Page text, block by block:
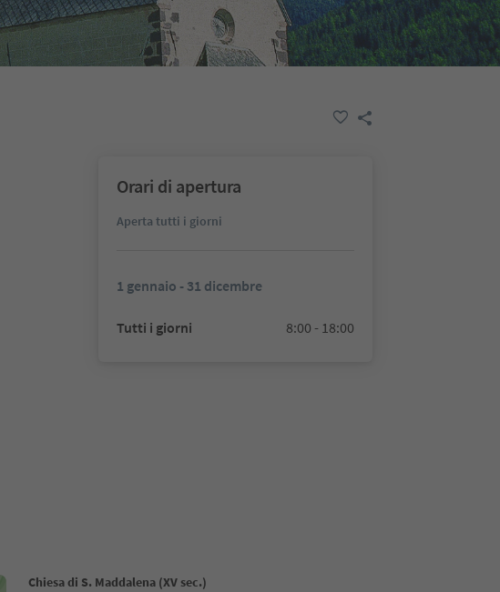
Orari di apertura
Aperta tutti i giorni
1 gennaio - 31 dicembre
Tutti i giorni 8:00 - 18:00
Chiesa di S. Maddalena (XV sec.)